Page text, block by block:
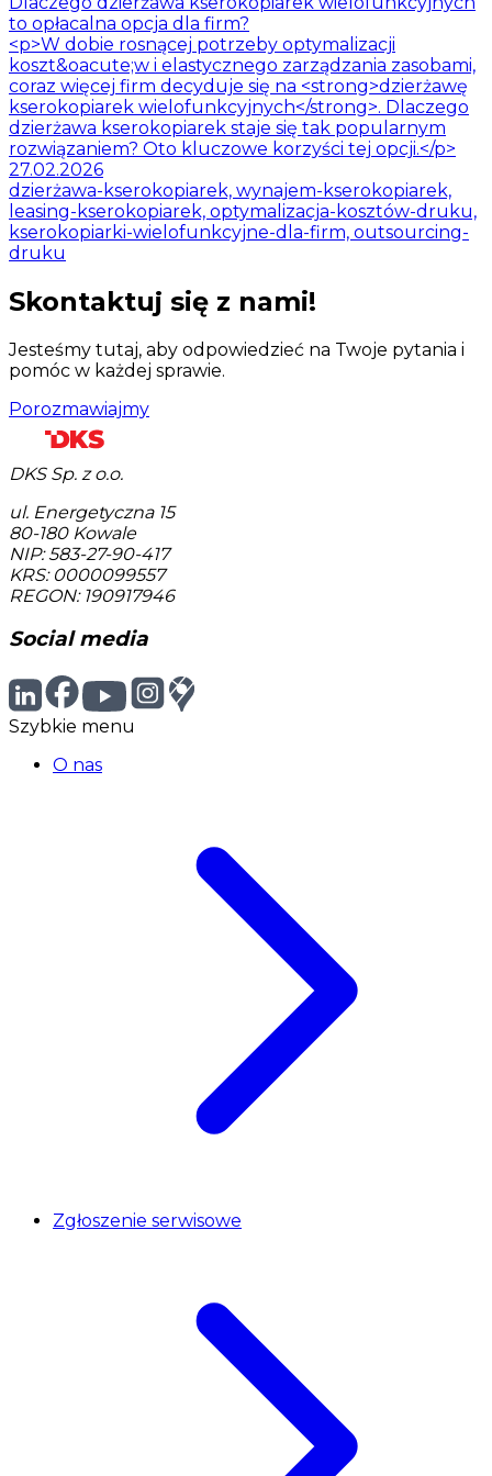
to opłacalna opcja dla firm?
<p>W dobie rosnącej potrzeby optymalizacji
koszt&oacute;w i elastycznego zarządzania zasobami,
coraz więcej firm decyduje się na <strong>dzierżawę
kserokopiarek wielofunkcyjnych</strong>. Dlaczego
dzierżawa kserokopiarek staje się tak popularnym
rozwiązaniem? Oto kluczowe korzyści tej opcji.</p>
27.02.2026
dzierżawa-kserokopiarek, wynajem-kserokopiarek,
leasing-kserokopiarek, optymalizacja-kosztów-druku,
kserokopiarki-wielofunkcyjne-dla-firm, outsourcing-
druku
Skontaktuj się z nami!
Jesteśmy tutaj, aby odpowiedzieć na Twoje pytania i
pomóc w każdej sprawie.
Porozmawiajmy
DKS Sp. z o.o.
ul. Energetyczna 15
80-180 Kowale
NIP: 583-27-90-417
KRS: 0000099557
REGON: 190917946
Social media
Szybkie menu
O nas
Zgłoszenie serwisowe